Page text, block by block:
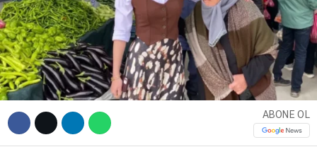
Instagram
Youtube
ABONE OL